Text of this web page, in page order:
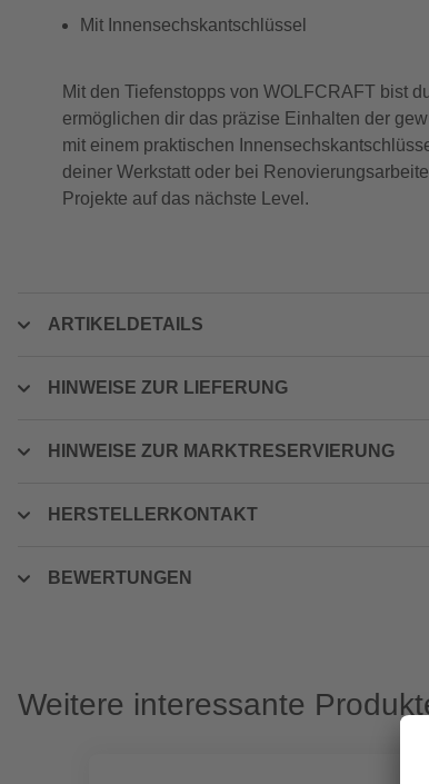
Mit Innensechskantschlüssel
Mit den Tiefenstopps von WOLFCRAFT bist
ermöglichen dir das präzise Einhalten der
mit einem praktischen
deiner Werkstatt oder bei
Projekte auf das nächste Level.
ARTIKELDETAILS
HINWEISE ZUR LIEFERUNG
HINWEISE ZUR MARKTRESERVIERUNG
HERSTELLERKONTAKT
BEWERTUNGEN
Weitere interessante